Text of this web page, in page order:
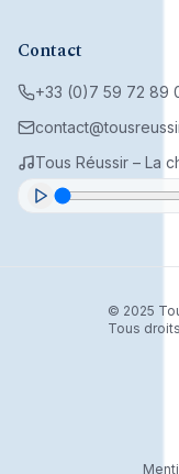
Contact
+33 (0)7 59 72 89
Tous Réussir – La
© 2025
Tous